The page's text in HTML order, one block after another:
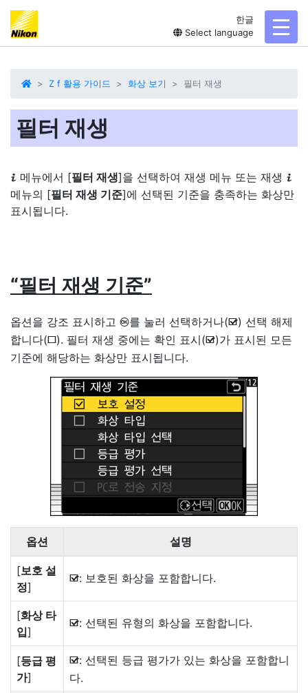
한글
Select language
Z f 활용 가이드 화상 보기 필터 재생
필터 재생
i 메뉴에서 [필터 재생]을 선택하여 재생 메뉴 또는 재생 i
메뉴의 [필터 재생 기준]에 선택된 기준을 충족하는 화상만
표시됩니다.
“필터 재생 기준”
옵션을 강조 표시하고 J를 눌러 선택하거나(M) 선택 해제
합니다(U). 필터 재생 중에는 확인 표시(M)가 표시된 모든
기준에 해당하는 화상만 표시됩니다.
옵션 설명
[보호 설
정]
M: 보호된 화상을 포함합니다.
[화상 타
입]
M: 선택된 유형의 화상을 포함합니다.
[등급 평
가]
M: 선택된 등급 평가가 있는 화상을 포함합니
다.